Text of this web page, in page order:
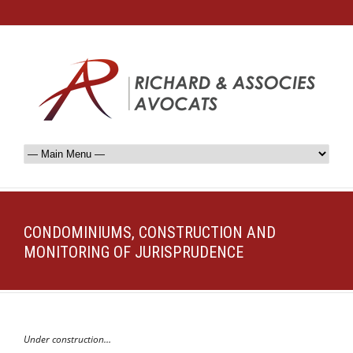
CONDOMINIUMS, CONSTRUCTION AND
MONITORING OF JURISPRUDENCE
Under construction…